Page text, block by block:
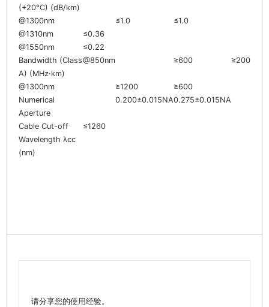
(+20°C) (dB/km)
@1300nm ≤1.0
≤1.0
@1310nm
≤0.36
@1550nm
≤0.22
Bandwidth (Class
A) (MHz·km)
@850nm ≥600 ≥200
@1300nm ≥1200
≥600
Numerical
Aperture
0.200±0.015NA0.275±0.015NA
Cable Cut-off
Wavelength λcc
(nm)
≤1260
请分享您的使用经验。